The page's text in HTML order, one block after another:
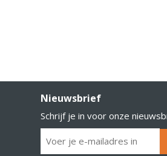
Nieuwsbrief
Schrijf je in voor onze